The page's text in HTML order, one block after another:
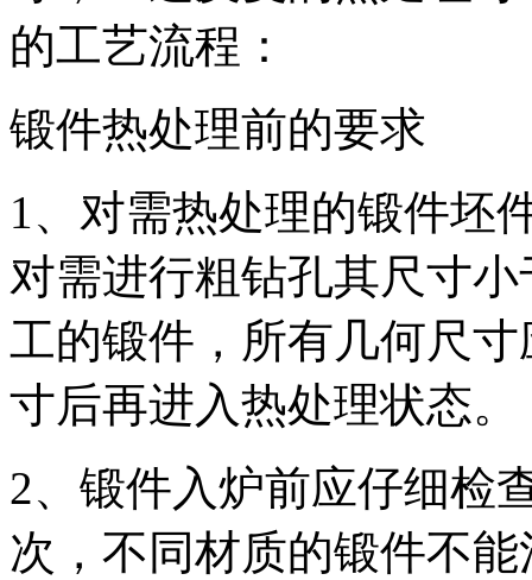
的工艺流程：
锻件热处理前的要求
1、对需热处理的锻件坯
对需进行粗钻孔其尺寸
工的锻件，所有几何尺
寸后再进入热处理状态。
2、锻件入炉前应仔细检
次，不同材质的锻件不